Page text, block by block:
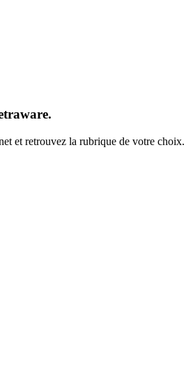
et retrouvez la rubrique de votre choix.